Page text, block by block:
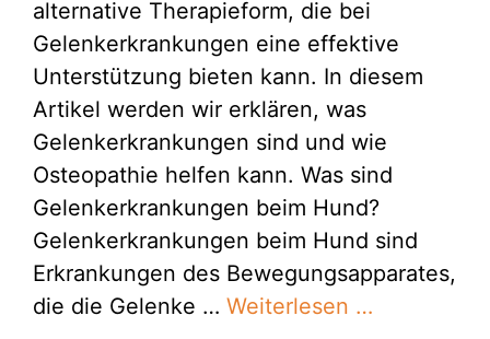
alternative Therapieform, die bei
Gelenkerkrankungen eine effektive
Unterstützung bieten kann. In diesem
Artikel werden wir erklären, was
Gelenkerkrankungen sind und wie
Osteopathie helfen kann. Was sind
Gelenkerkrankungen beim Hund?
Gelenkerkrankungen beim Hund sind
Erkrankungen des Bewegungsapparates,
die die Gelenke … Weiterlesen …